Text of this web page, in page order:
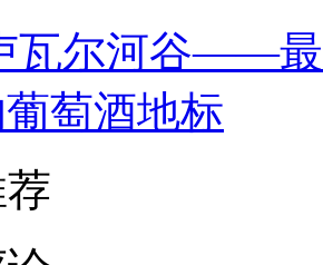
瓦尔河谷——
萄酒地标